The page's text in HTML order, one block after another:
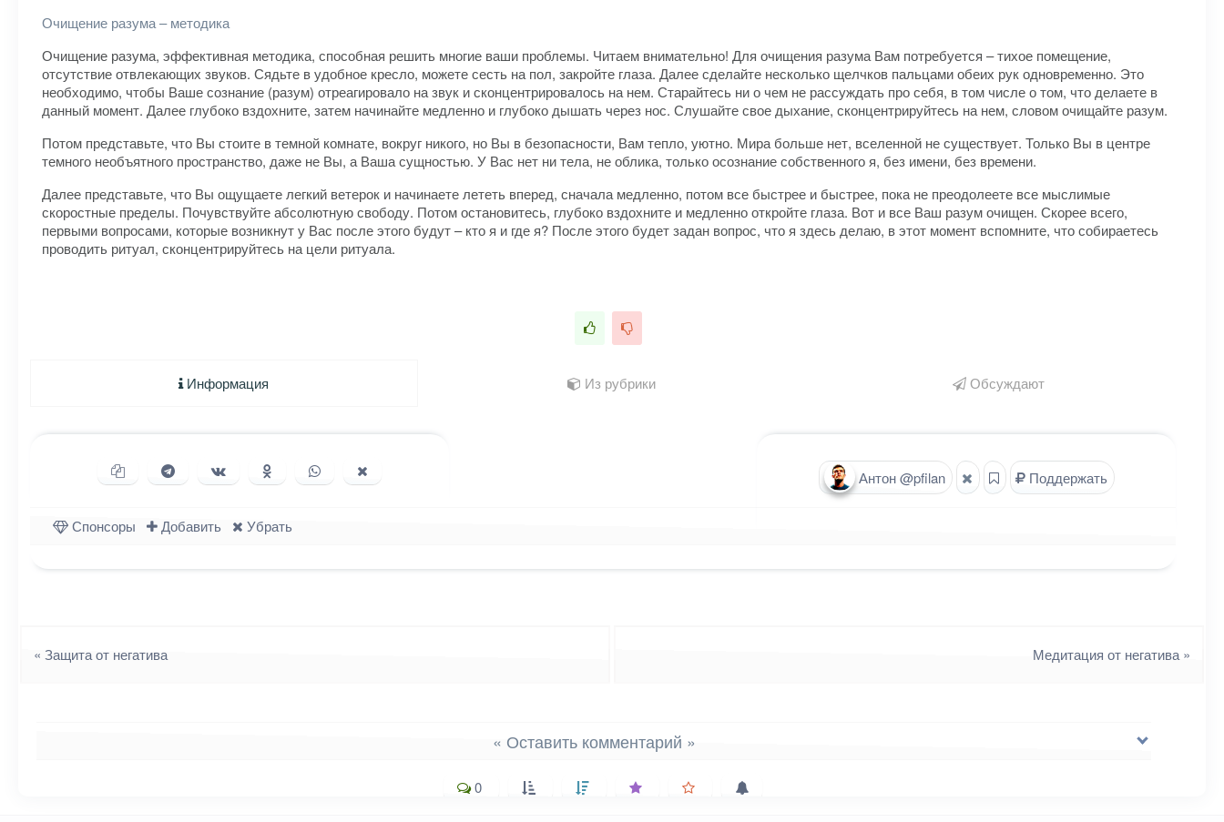
Очищение разума – методика
Очищение разума, эффективная методика, способная решить многие ваши проблемы. Читаем внимательно! Для очищения разума Вам потребуется – тихое помещение,
отсутствие отвлекающих звуков. Сядьте в удобное кресло, можете сесть на пол, закройте глаза. Далее сделайте несколько щелчков пальцами обеих рук одновременно. Это
необходимо, чтобы Ваше сознание (разум) отреагировало на звук и сконцентрировалось на нем. Старайтесь ни о чем не рассуждать про себя, в том числе о том, что делаете в
данный момент. Далее глубоко вздохните, затем начинайте медленно и глубоко дышать через нос. Слушайте свое дыхание, сконцентрируйтесь на нем, словом очищайте разум.
Потом представьте, что Вы стоите в темной комнате, вокруг никого, но Вы в безопасности, Вам тепло, уютно. Мира больше нет, вселенной не существует. Только Вы в центре
темного необъятного пространство, даже не Вы, а Ваша сущностью. У Вас нет ни тела, не облика, только осознание собственного я, без имени, без времени.
Далее представьте, что Вы ощущаете легкий ветерок и начинаете лететь вперед, сначала медленно, потом все быстрее и быстрее, пока не преодолеете все мыслимые
скоростные пределы. Почувствуйте абсолютную свободу. Потом остановитесь, глубоко вздохните и медленно откройте глаза. Вот и все Ваш разум очищен. Скорее всего,
первыми вопросами, которые возникнут у Вас после этого будут – кто я и где я? После этого будет задан вопрос, что я здесь делаю, в этот момент вспомните, что собираетесь
проводить ритуал, сконцентрируйтесь на цели ритуала.
Информация Из рубрики Обсуждают
Антон @pfilan Поддержать
Копировать ссылкуПоделиться в Telegram
Поделиться ВКонтакте
Поделиться в Одноклассниках
Поделиться в WhatsApp
Спонсоры Добавить Убрать
« Защита от негатива Медитация от негатива »
« Оставить комментарий »
0